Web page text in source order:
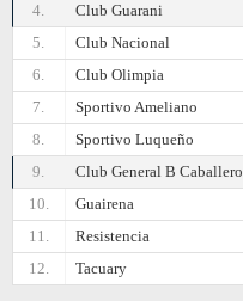
4.
Club Guarani
5.
Club Nacional
6.
Club Olimpia
7.
Sportivo Ameliano
8.
Sportivo Luqueño
9.
Club General B Caballero
10.
Guairena
11.
Resistencia
12.
Tacuary